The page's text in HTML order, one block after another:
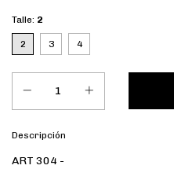
Talle: 2
2 3 4
Descripción
ART 304 -